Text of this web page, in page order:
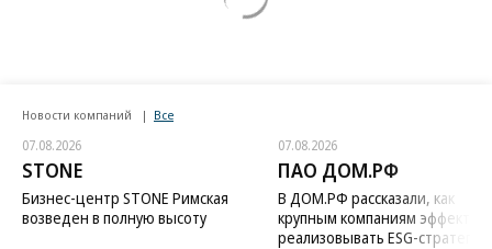
Новости компаний Все
07.08.2026
STONE
Бизнес-центр STONE Римская
возведен в полную высоту
07.08.2026
ПАО ДОМ.РФ
В ДОМ.РФ рассказали, как
крупным компаниям
реализовывать ESG-стратегию